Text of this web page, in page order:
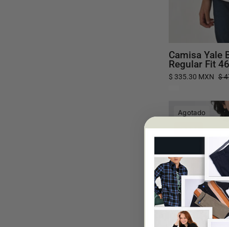
Camisa Yale
Regular Fit
$ 335.30 MXN $
Agotado
Oferta